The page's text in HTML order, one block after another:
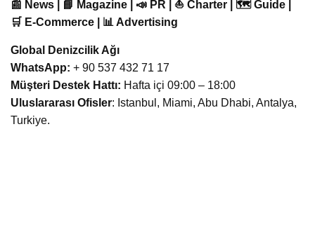
📰 News | 📘 Magazine | 📣 PR | ⛵ Charter | 🗺️ Guide |
🛒 E-Commerce | 📊 Advertising
Global Denizcilik Ağı
WhatsApp: + 90 537 432 71 17
Müşteri Destek Hattı: Hafta içi 09:00 – 18:00
Uluslararası Ofisler: Istanbul, Miami, Abu Dhabi, Antalya,
Turkiye.